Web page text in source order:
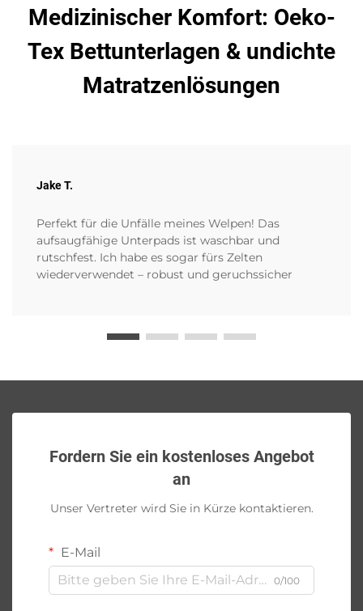
Medizinischer Komfort: Oeko-
Tex Bettunterlagen & undichte
Matratzenlösungen
Jake T.
Perfekt für die Unfälle meines Welpen! Das
aufsaugfähige Unterpads ist waschbar und
rutschfest. Ich habe es sogar fürs Zelten
wiederverwendet – robust und geruchssicher
Fordern Sie ein kostenloses Angebot
an
Unser Vertreter wird Sie in Kürze kontaktieren.
E-Mail
0/100